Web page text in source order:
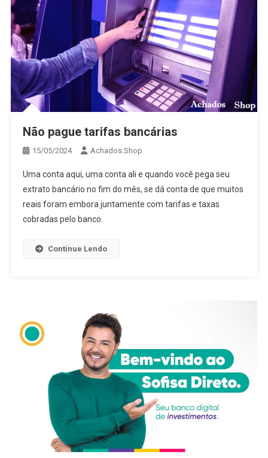
Não pague tarifas bancárias
15/05/2024 Achados.Shop
Uma conta aqui, uma conta ali e quando você pega seu
extrato bancário no fim do mês, se dá conta de que muitos
reais foram embora juntamente com tarifas e taxas
cobradas pelo banco.
Continue Lendo